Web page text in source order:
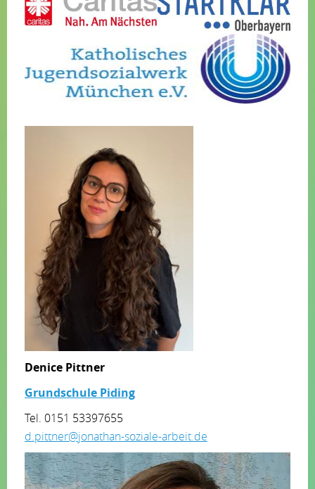
Denice Pittner
Grundschule Piding
Tel. 0151 53397655
d.pittner@jonathan-soziale-arbeit.de